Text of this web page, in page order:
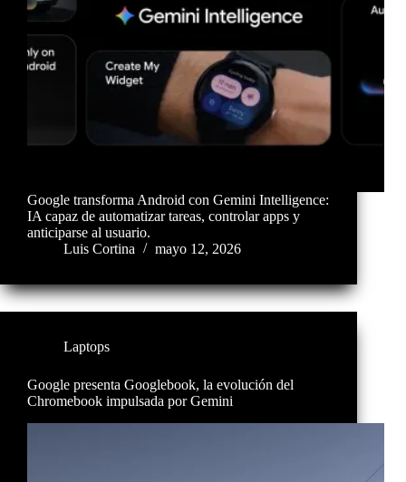
Google transforma Android con Gemini Intelligence:
IA capaz de automatizar tareas, controlar apps y
anticiparse al usuario.
Luis Cortina
mayo 12, 2026
Laptops
Google presenta Googlebook, la evolución del
Chromebook impulsada por Gemini